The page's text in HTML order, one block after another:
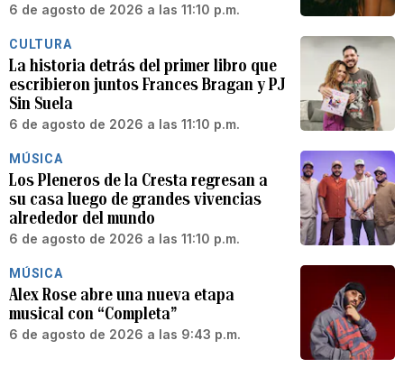
6 de agosto de 2026 a las 11:10 p.m.
CULTURA
La historia detrás del primer libro que
escribieron juntos Frances Bragan y PJ
Sin Suela
6 de agosto de 2026 a las 11:10 p.m.
MÚSICA
Los Pleneros de la Cresta regresan a
su casa luego de grandes vivencias
alrededor del mundo
6 de agosto de 2026 a las 11:10 p.m.
MÚSICA
Alex Rose abre una nueva etapa
musical con “Completa”
6 de agosto de 2026 a las 9:43 p.m.